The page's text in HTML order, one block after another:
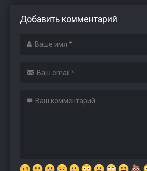
Добавить комментарий